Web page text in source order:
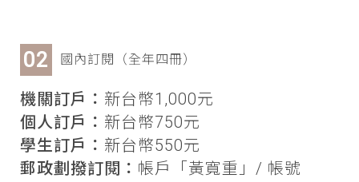
國內訂閱（全年四冊）
機關訂戶： 新台幣1,000元
個人訂戶： 新台幣750元
學生訂戶： 新台幣550元
郵政劃撥訂閱： 帳戶「黃寬重」/ 帳號